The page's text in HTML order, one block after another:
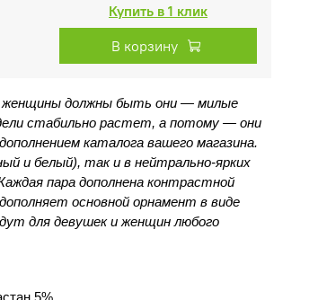
Купить в 1 клик
В корзину
женщины должны быть они — милые
стабильно растет, а потому — они
каталога вашего магазина.
и белый), так и в нейтрально-ярких
пара дополнена контрастной
основной орнамент в виде
для девушек и женщин любого